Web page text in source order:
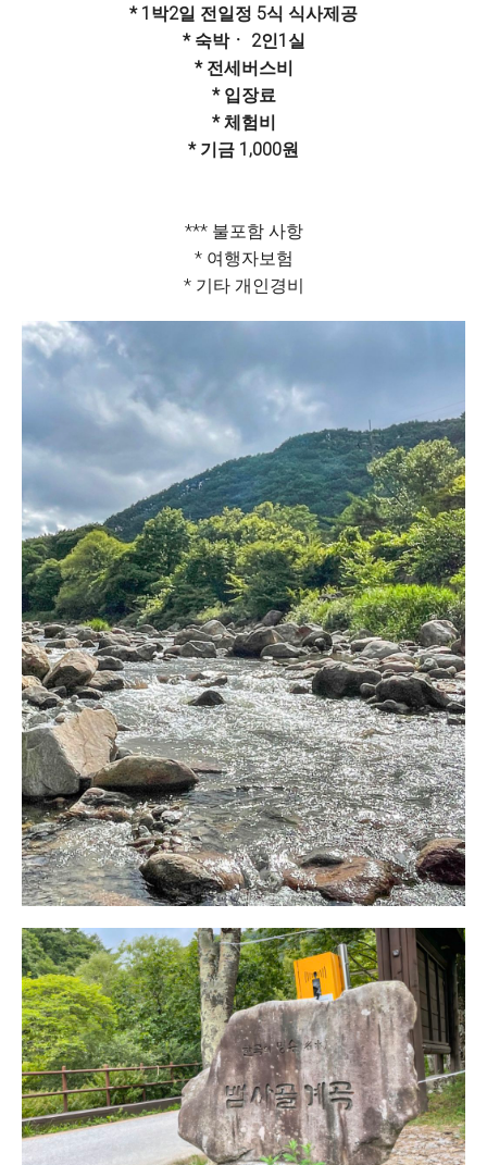
* 1박2일 전일정 5식 식사제공
* 숙박ㆍ 2인1실
* 전세버스비
* 입장료
* 체험비
* 기금 1,000원
*** 불포함 사항
* 여행자보험
* 기타 개인경비